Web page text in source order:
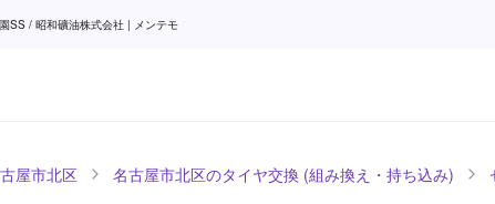
SS / 昭和礦油株式会社 | メンテモ
屋市北区 名古屋市北区のタイヤ交換 (組み換え・持ち込み)